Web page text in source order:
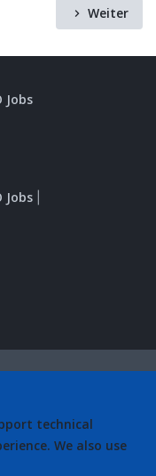
Weiter
Jobs
Jobs
technical
We also use